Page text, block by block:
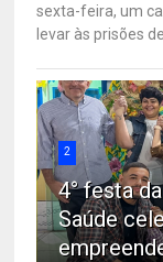
sexta-feira, um
levar às prisões
2
4° festa
Saúde